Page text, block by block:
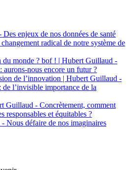
Des enjeux de nos données de santé
radical de notre système de
du monde ? bof ! | Hubert Guillaud -
aurons-nous encore un futur ?
de l’innovation | Hubert Guillaud -
l’invisible importance de la
Guillaud - Concrètement, comment
responsables et équitables ?
- Nous défaire de nos imaginaires